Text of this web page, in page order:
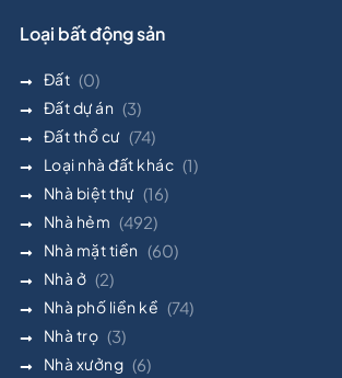
Loại bất động sản
Đất (0)
Đất dự án (3)
Đất thổ cư (74)
Loại nhà đất khác (1)
Nhà biệt thự (16)
Nhà hẻm (492)
Nhà mặt tiền (60)
Nhà ở (2)
Nhà phố liền kề (74)
Nhà trọ (3)
Nhà xưởng (6)